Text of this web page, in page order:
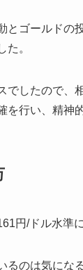
とゴールドの
た。
でしたので、
を行い、精神
円/ドル水準
るのは気にな